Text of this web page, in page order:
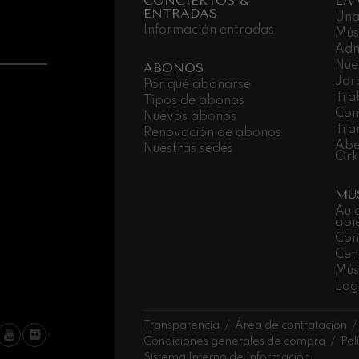
ENTRADAS
Información entradas
ABONOS
Por qué abonarse
Tipos de abonos
Nuevos abonos
Renovación de abonos
Nuestras sedes
Transparencia Área de contratación
Condiciones generales de compra
Mozart: Concierto para